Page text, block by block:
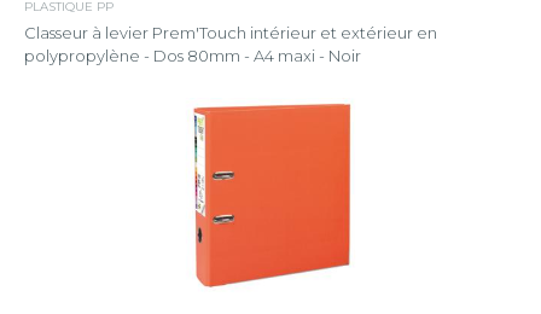
PLASTIQUE PP
Classeur à levier Prem'Touch intérieur et extérieur en
polypropylène - Dos 80mm - A4 maxi - Noir